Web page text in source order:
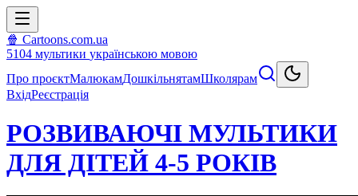
🍿 Cartoons.com.ua
5104 мультики українською мовою
Про проєктМалюкамДошкільнятамШколярам
ВхідРеєстрація
РОЗВИВАЮЧІ МУЛЬТИКИ
ДЛЯ ДІТЕЙ 4-5 РОКІВ